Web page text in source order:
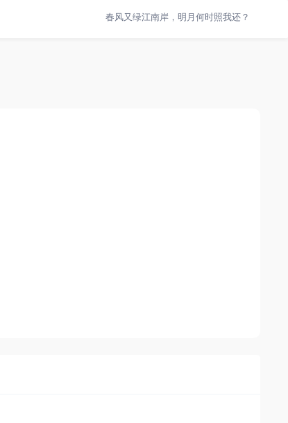
春风又绿江南岸，明月何时照我还？